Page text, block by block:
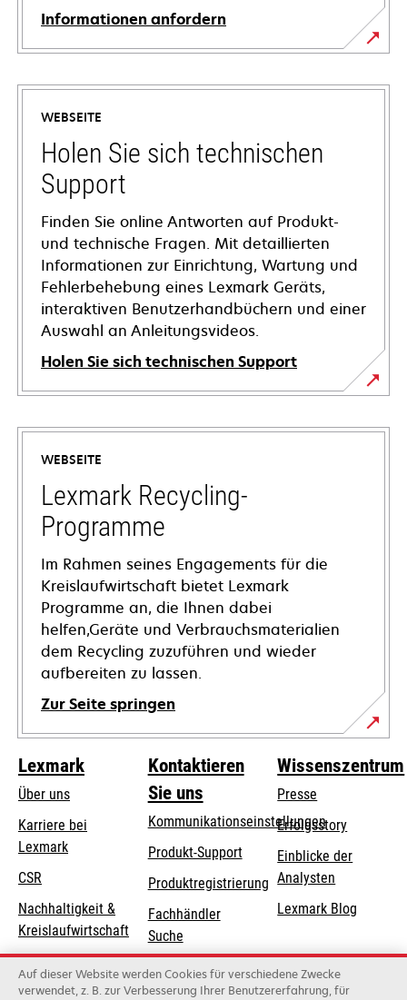
Informationen anfordern
WEBSEITE
Holen Sie sich technischen
Support
Finden Sie online Antworten auf Produkt-
und technische Fragen. Mit detaillierten
Informationen zur Einrichtung, Wartung und
Fehlerbehebung eines Lexmark Geräts,
interaktiven Benutzerhandbüchern und einer
Auswahl an Anleitungsvideos.
Holen Sie sich technischen Support
wird
in
neuen
Registerkarte
geöffnet
WEBSEITE
Lexmark Recycling-
Programme
Im Rahmen seines Engagements für die
Kreislaufwirtschaft bietet Lexmark
Programme an, die Ihnen dabei
helfen,Geräte und Verbrauchsmaterialien
dem Recycling zuzuführen und wieder
aufbereiten zu lassen.
Zur Seite springen
Lexmark
Über uns
Karriere bei
Lexmark
CSR
Nachhaltigkeit &
Kreislaufwirtschaft
Lexmark-Partner
Kontaktieren
Sie uns
Kommunikationseinstellungen
wird
in
einer
neuen
Registerkarte
geöffnet
Produkt-Supportwird
einer
neuen
geöffnet
Produktregistrierung
Fachhändler
Suche
Lexmark
Distributoren
Wissenszentrum
Presse
Erfolgsstory
Einblicke der
Analysten
Lexmark Blog
Auf dieser Website werden Cookies für verschiedene Zwecke
verwendet, z. B. zur Verbesserung Ihrer Benutzererfahrung, für